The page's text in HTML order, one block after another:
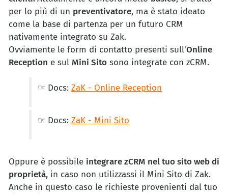
per lo più di un preventivatore, ma è stato ideato
come la base di partenza per un futuro CRM
nativamente integrato su Zak.
Ovviamente le form di contatto presenti sull'Online
Reception e sul Mini Sito sono integrate con zCRM.
☞ Docs: ZaK - Online Reception
☞ Docs: ZaK - Mini Sito
Oppure è possibile integrare zCRM nel tuo sito web di
proprietà, in caso non utilizzassi il Mini Sito di Zak.
Anche in questo caso le richieste provenienti dal tuo